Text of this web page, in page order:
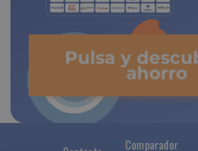
Pulsa y
ahorro
Comparador